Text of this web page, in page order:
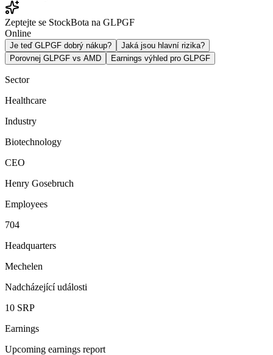
Zeptejte se StockBota na GLPGF
Online
Je teď GLPGF dobrý nákup?
Jaká jsou hlavní rizika?
Porovnej GLPGF vs AMD
Earnings výhled pro GLPGF
Sector
Healthcare
Industry
Biotechnology
CEO
Henry Gosebruch
Employees
704
Headquarters
Mechelen
Nadcházející události
10 SRP
Earnings
Upcoming earnings report